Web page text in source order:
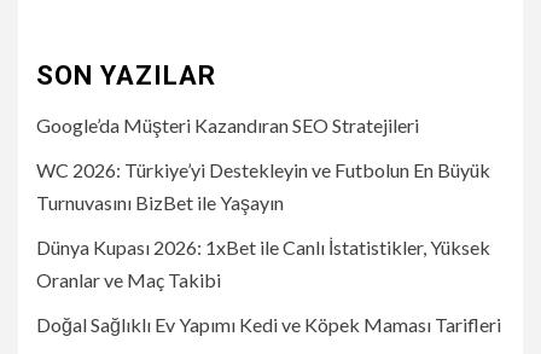
SON YAZILAR
Google’da Müşteri Kazandıran SEO Stratejileri
WC 2026: Türkiye’yi Destekleyin ve Futbolun En Büyük
Turnuvasını BizBet ile Yaşayın
Dünya Kupası 2026: 1xBet ile Canlı İstatistikler, Yüksek
Oranlar ve Maç Takibi
Doğal Sağlıklı Ev Yapımı Kedi ve Köpek Maması Tarifleri